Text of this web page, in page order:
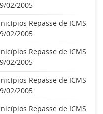
02/2005
Repasse de ICMS
02/2005
Repasse de ICMS
02/2005
Repasse de ICMS
02/2005
Repasse de ICMS